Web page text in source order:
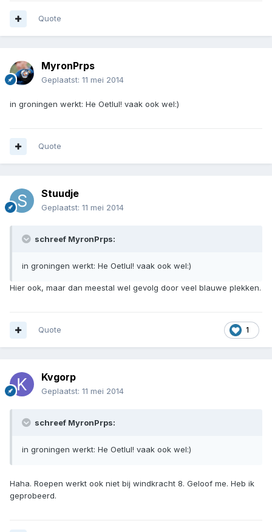
Quote
MyronPrps
Geplaatst: 11 mei 2014
in groningen werkt: He Oetlul! vaak ook wel:)
Quote
Stuudje
Geplaatst: 11 mei 2014
schreef MyronPrps:
in groningen werkt: He Oetlul! vaak ook wel:)
Hier ook, maar dan meestal wel gevolg door veel blauwe plekken.
1
Quote
Kvgorp
Geplaatst: 11 mei 2014
schreef MyronPrps:
in groningen werkt: He Oetlul! vaak ook wel:)
Haha. Roepen werkt ook niet bij windkracht 8. Geloof me. Heb ik
geprobeerd.